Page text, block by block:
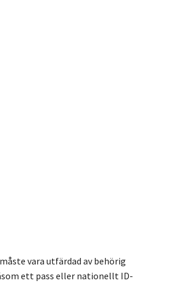
vara utfärdad av behörig
ett pass eller nationellt ID-